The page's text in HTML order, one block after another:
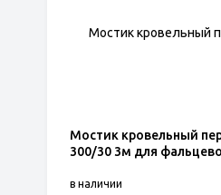
Мостик кровельный
300/30 3м для
в наличии